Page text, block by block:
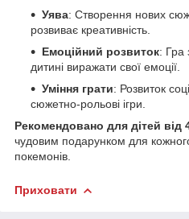
Уява: Створення нових
розвиває креативність.
Емоційний розвиток: Гра
дитині виражати свої емоції.
Уміння грати: Розвиток
сюжетно-рольові ігри.
Рекомендовано для дітей від
чудовим подарунком для
покемонів.
Приховати